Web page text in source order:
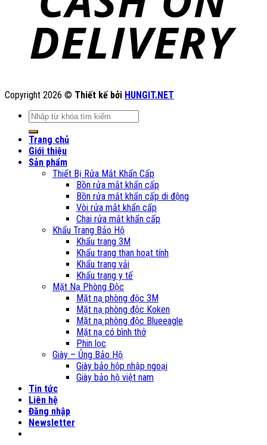
Copyright 2026 © Thiết kế bởi HUNGIT.NET
Tìm
kiếm:
Trang chủ
Giới thiệu
Sản phẩm
Thiết Bị Rửa Mắt Khẩn Cấp
Bồn rửa mắt khẩn cấp
Bồn rửa mắt khẩn cấp di động
Vòi rửa mắt khẩn cấp
Chai rửa mắt khẩn cấp
Khẩu Trang Bảo Hộ
Khẩu trang 3M
Khẩu trang than hoạt tính
Khẩu trang vải
Khẩu trang y tế
Mặt Nạ Phòng Độc
Mặt nạ phòng độc 3M
Mặt nạ phòng độc Koken
Mặt nạ phòng độc Blueeagle
Mặt nạ có bình thở
Phin lọc
Giày – Ủng Bảo Hộ
Giày bảo hộp nhập ngoại
Giày bảo hộ việt nam
Tin tức
Liên hệ
Đăng nhập
Newsletter